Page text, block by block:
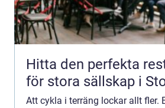
Hitta den perfekta
för stora sällskap i
Att cykla i terräng lockar allt fler.